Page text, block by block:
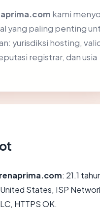
kami
yang paling penting
yurisdiksi hosting,
registrar, dan usia
: 21.1
States, ISP
HTTPS OK.